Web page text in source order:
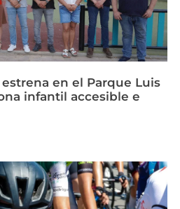
en el Parque Luis
infantil accesible e